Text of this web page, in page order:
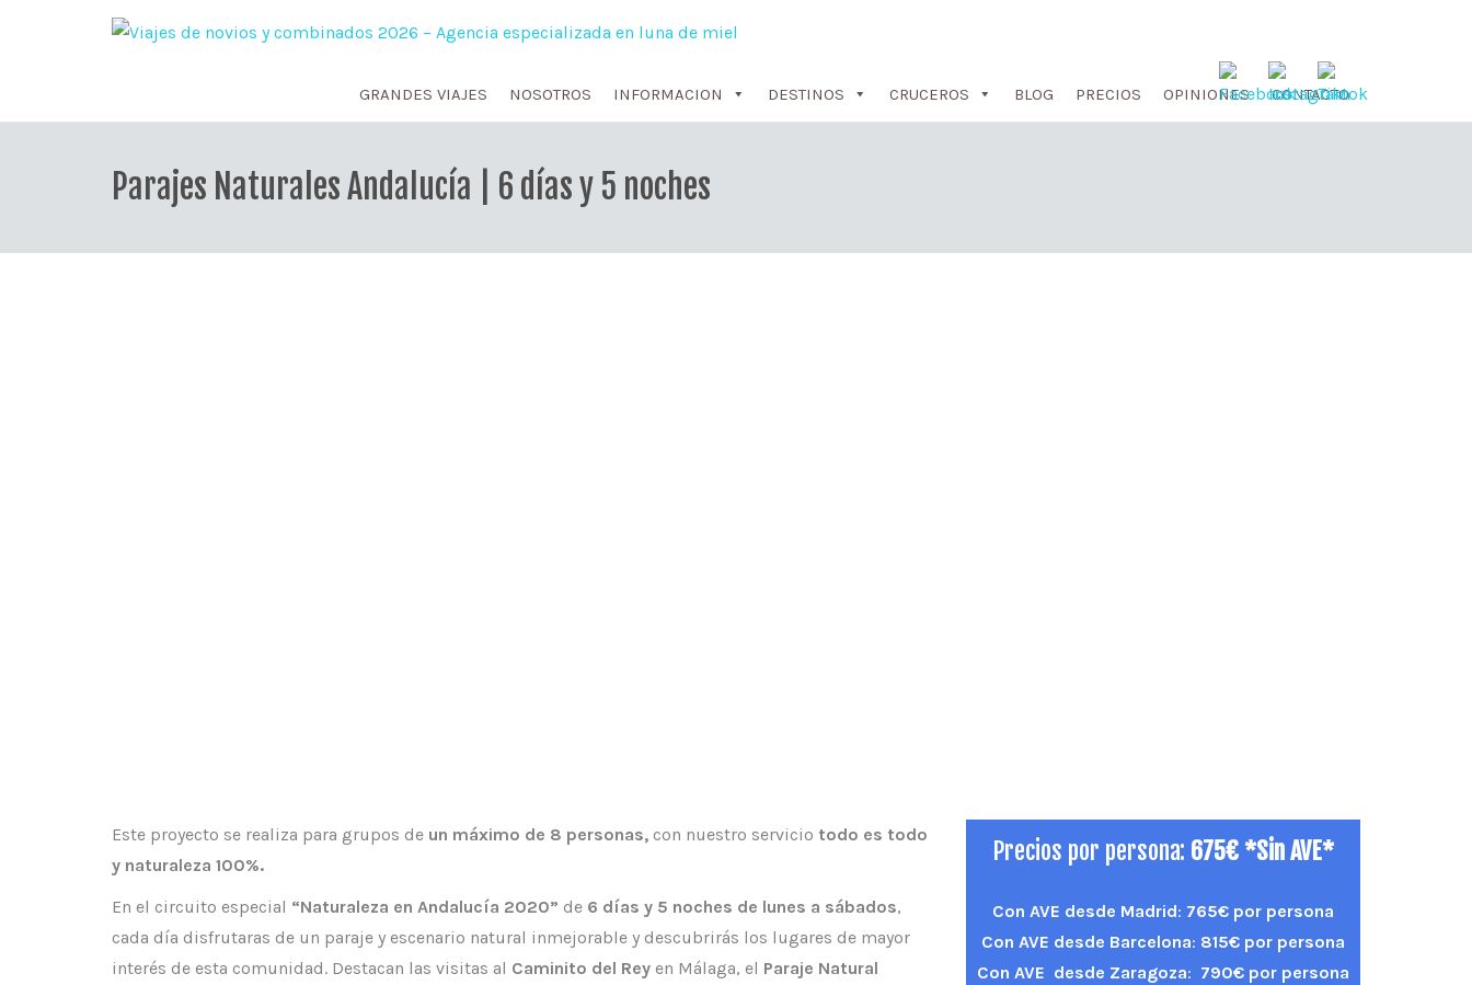
GRANDES VIAJES NOSOTROS INFORMACION DESTINOS CRUCEROS BLOG PRECIOS OPINIONES CONTACTO
Parajes Naturales Andalucía | 6 días y 5 noches
Este proyecto se realiza para grupos de un máximo de 8 personas, con nuestro servicio todo es todo
y naturaleza 100%.
En el circuito especial “Naturaleza en Andalucía 2020” de 6 días y 5 noches de lunes a sábados,
cada día disfrutaras de un paraje y escenario natural inmejorable y descubrirás los lugares de mayor
interés de esta comunidad. Destacan las visitas al Caminito del Rey en Málaga, el Paraje Natural
Precios por persona: 675€ *Sin AVE*
Con AVE desde Madrid: 765€ por persona
Con AVE desde Barcelona: 815€ por persona
Con AVE desde Zaragoza: 790€ por persona